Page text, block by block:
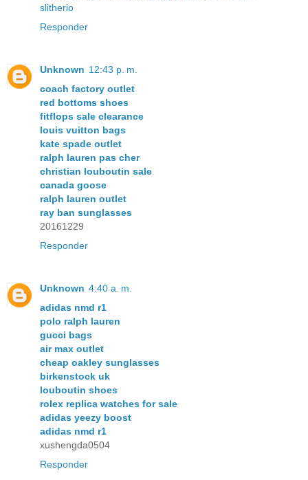
slitherio
Responder
Unknown 12:43 p. m.
coach factory outlet
red bottoms shoes
fitflops sale clearance
louis vuitton bags
kate spade outlet
ralph lauren pas cher
christian louboutin sale
canada goose
ralph lauren outlet
ray ban sunglasses
20161229
Responder
Unknown 4:40 a. m.
adidas nmd r1
polo ralph lauren
gucci bags
air max outlet
cheap oakley sunglasses
birkenstock uk
louboutin shoes
rolex replica watches for sale
adidas yeezy boost
adidas nmd r1
xushengda0504
Responder